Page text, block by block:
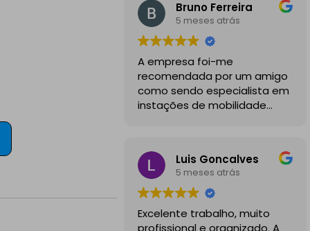
Bruno Ferreira
5 meses atrás
A empresa foi-me
recomendada por um amigo
como sendo especialista em
instações de mobilidade
profissionais, comunicativos e
disponiveis para todas as
minhas dúvidas.
A instalação de tomada
reforçada em garagem
Luis Goncalves
5 meses atrás
Excelente trabalho, muito
profissional e organizado. A